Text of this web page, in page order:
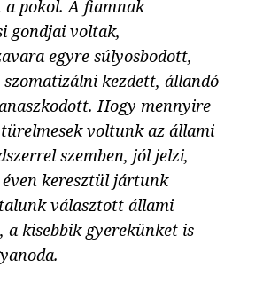
pokol. A fiamnak
gondjai voltak,
egyre súlyosbodott,
kezdett, állandó
Hogy mennyire
voltunk az állami
szemben, jól jelzi,
keresztül jártunk
választott állami
a kisebbik gyerekünket is